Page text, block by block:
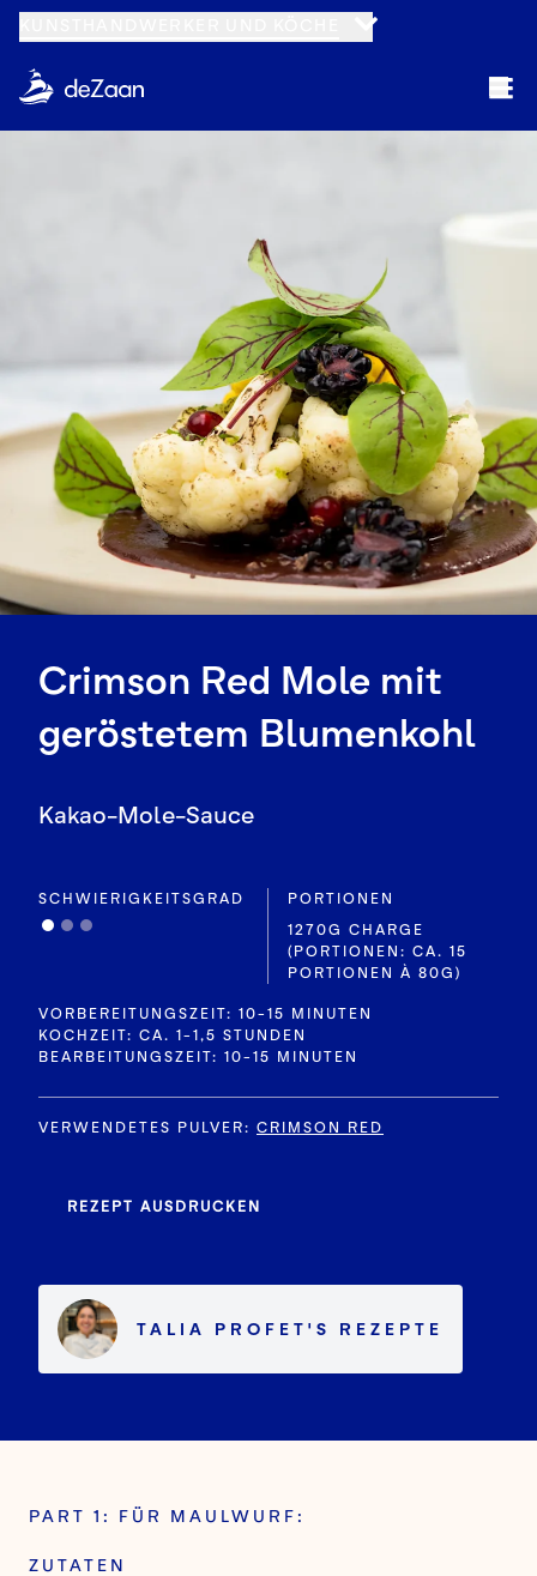
Crimson Red Mole mit
geröstetem Blumenkohl
Kakao-Mole-Sauce
SCHWIERIGKEITSGRAD
PORTIONEN
1270G CHARGE
(PORTIONEN: CA. 15
PORTIONEN À 80G)
VORBEREITUNGSZEIT: 10-15 MINUTEN
KOCHZEIT: CA. 1-1,5 STUNDEN
BEARBEITUNGSZEIT: 10-15 MINUTEN
VERWENDETES PULVER: CRIMSON RED
REZEPT AUSDRUCKEN
TALIA PROFET 'S REZEPTE
PART 1: FÜR MAULWURF:
ZUTATEN